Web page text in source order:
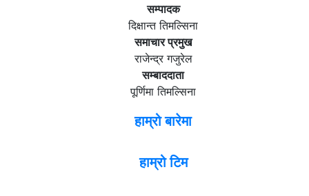
सम्पादक
दिक्षान्त तिमल्सिना
समाचार प्रमुख
राजेन्द्र गजुरेल
सम्बाददाता
पूर्णिमा तिमल्सिना
हाम्रो बारेमा
हाम्रो टिम